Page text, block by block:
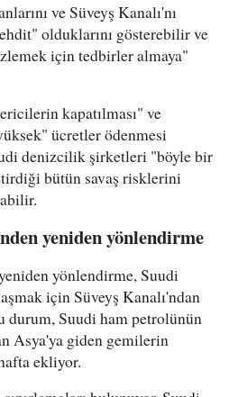
ve Süveyş Kanalı'nı
olduklarını gösterebilir ve
için tedbirler almaya"
kapatılması" ve
ücretler ödenmesi
denizcilik şirketleri "böyle bir
bütün savaş risklerini
yeniden yönlendirme
yönlendirme, Suudi
için Süveyş Kanalı'ndan
durum, Suudi ham petrolünün
Asya'ya giden gemilerin
ekliyor.